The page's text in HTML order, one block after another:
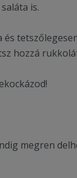
is.
hozzá
megren